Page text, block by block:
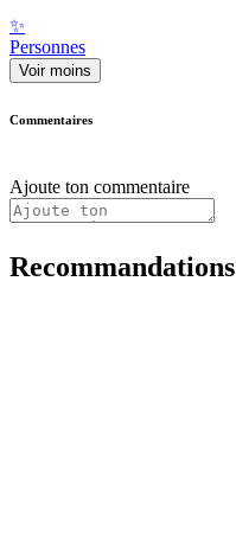
✨
Personnes
Voir moins
Commentaires
Ajoute ton commentaire
Recommandations